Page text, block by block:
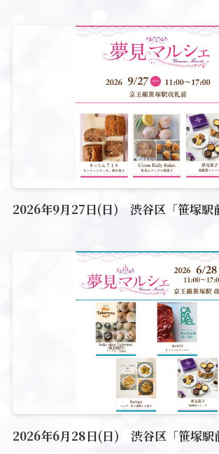
2026年9月27日(日) 渋谷区「笹塚駅
2026年6月28日(日) 渋谷区「笹塚駅